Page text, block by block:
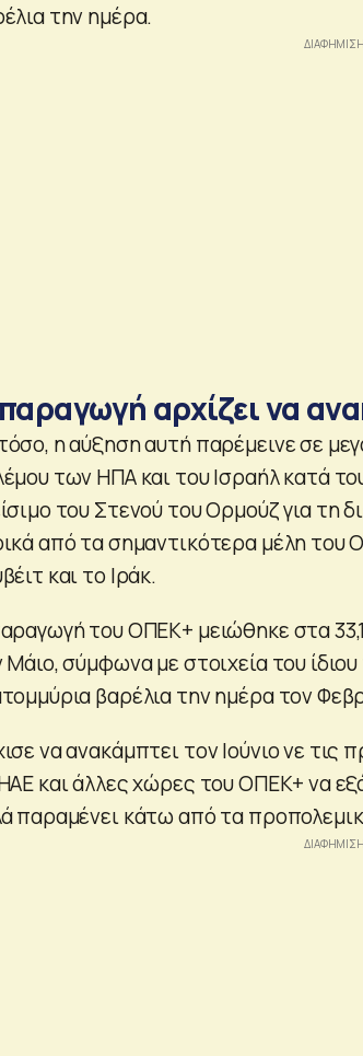
την ημέρα.
αρχίζει να
η αύξηση αυτή παρέμεινε σε
των ΗΠΑ και του Ισραήλ κατά
του Στενού του Ορμούζ για τη
από τα σημαντικότερα μέλη του
και το Ιράκ.
του ΟΠΕΚ+ μειώθηκε στα
Μάιο, σύμφωνα με στοιχεία του
βαρέλια την ημέρα τον
να ανακάμπτει τον Ιούνιο νε
και άλλες χώρες του ΟΠΕΚ+ να
παραμένει κάτω από τα